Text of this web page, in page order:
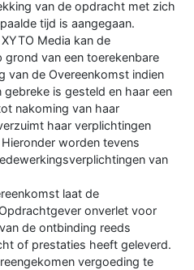
van de opdracht met zich
tijd is aangegaan.
Media kan de
van een toerekenbare
van de Overeenkomst indien
is gesteld en haar een
nakoming van haar
haar verplichtingen
worden tevens
van
laat de
onverlet voor
de ontbinding reeds
of prestaties heeft geleverd.
vergoeding te